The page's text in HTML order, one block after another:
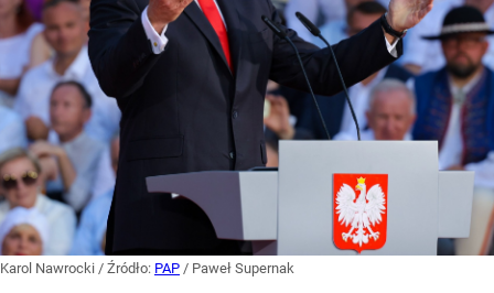
Karol Nawrocki / Źródło: PAP / Paweł Supernak